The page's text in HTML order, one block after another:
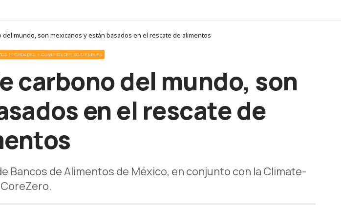
mundo, son mexicanos y están basados en el rescate de alimentos
11 CIUDADES Y COMUNIDADES SOSTENIBLES
carbono del mundo, son
en el rescate de
Bancos de Alimentos de México, en conjunto con la Climate-